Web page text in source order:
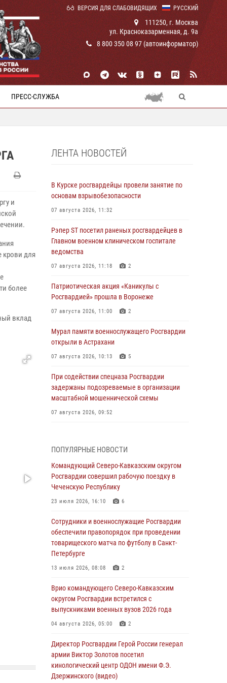
РУССКИЙ
ВЕРСИЯ ДЛЯ СЛАБОВИДЯЩИХ
111250, г. Москва
ул. Красноказарменная, д. 9а
8 800 350 08 97 (автоинформатор)
ПРЕСС-СЛУЖБА
и
крови для
более
вклад
ЛЕНТА НОВОСТЕЙ
В Курске росгвардейцы провели занятие по
основам взрывобезопасности
07 августа 2026, 11:32
Рэпер ST посетил раненых росгвардейцев в
Главном военном клиническом госпитале
ведомства
07 августа 2026, 11:18 2
Патриотическая акция «Каникулы с
Росгвардией» прошла в Воронеже
07 августа 2026, 11:00 2
Мурал памяти военнослужащего Росгвардии
открыли в Астрахани
07 августа 2026, 10:13 5
При содействии спецназа Росгвардии
задержаны подозреваемые в организации
масштабной мошеннической схемы
07 августа 2026, 09:52
политических органов
07 августа 2026, 09:05 3
Мастер-класс по боевым искусствам провели
росгвардейцы в Херсонской области
Росгвардейцы задержали хулигана,
пугавшего пневматическим пистолетом
граждан центре Санкт-Петербурга
07 августа 2026, 08:33
В центре Москвы росгвардейцы задержали
мужчину, пытавшегося проникнуть на
охраняемый объект через крышу (видео)
07 августа 2026, 08:04 1
Представители Росгвардии и руководство
Свердловского творческого союза
журналистов обсудили вопросы
взаимодействия
ПОПУЛЯРНЫЕ НОВОСТИ
Командующий Северо-Кавказским округом
Росгвардии совершил рабочую поездку в
Чеченскую Республику
23 июля 2026, 16:10 6
Сотрудники и военнослужащие Росгвардии
обеспечили правопорядок при проведении
товарищеского матча по футболу в Санкт-
Петербурге
13 июля 2026, 08:08 2
Врио командующего Северо-Кавказским
округом Росгвардии встретился с
выпускниками военных вузов 2026 года
04 августа 2026, 05:00 2
Директор Росгвардии Герой России генерал
армии Виктор Золотов посетил
кинологический центр ОДОН имени Ф.Э.
Дзержинского (видео)